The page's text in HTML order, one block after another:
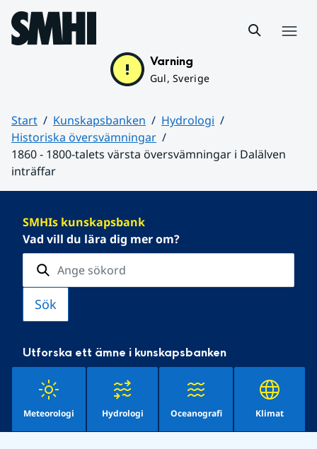
Hoppa till sidans innehåll
Varning
Gul, Sverige
Start Kunskapsbanken
Hydrologi
Historiska översvämningar
1860 - 1800-talets värsta översvämningar i Dalälven
inträffar
SMHIs kunskapsbank
Vad vill du lära dig mer om?
Utforska ett ämne i kunskapsbanken
Meteorologi Hydrologi Oceanografi Klimat